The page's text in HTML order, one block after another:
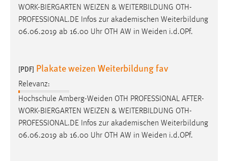
WORK-BIERGARTEN WEIZEN & WEITERBILDUNG OTH-
PROFESSIONAL.DE Infos zur akademischen Weiterbildung
06.06.2019 ab 16.00 Uhr OTH AW in Weiden i.d.OPf.
[PDF] Plakate weizen Weiterbildung fav
Relevanz:
Hochschule Amberg-Weiden OTH PROFESSIONAL AFTER-
WORK-BIERGARTEN WEIZEN & WEITERBILDUNG OTH-
PROFESSIONAL.DE Infos zur akademischen Weiterbildung
06.06.2019 ab 16.00 Uhr OTH AW in Weiden i.d.OPf.